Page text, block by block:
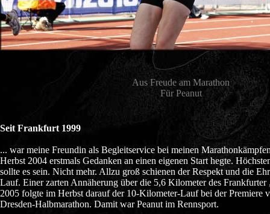
Aus Freude am Marathon
Für Peanut
Seit Frankfurt 1999
... war meine Freundin als Begleitservice bei meinen
Herbst 2004 erstmals Gedanken an einen eigenen Start hegte.
sollte es sein. Nicht mehr. Allzu groß schienen der Respekt und die
Lauf. Einer zarten Annäherung über die 5,6 Kilometer des Frankfurter
2005 folgte im Herbst darauf der 10-Kilometer-Lauf bei der Premiere
Dresden-Halbmarathon. Damit war Peanut im Rennsport.